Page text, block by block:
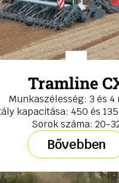
Tramline
Munkaszélesség: 3 és 4
kapacitása: 450 és
Sorok száma: 20-
Bővebben